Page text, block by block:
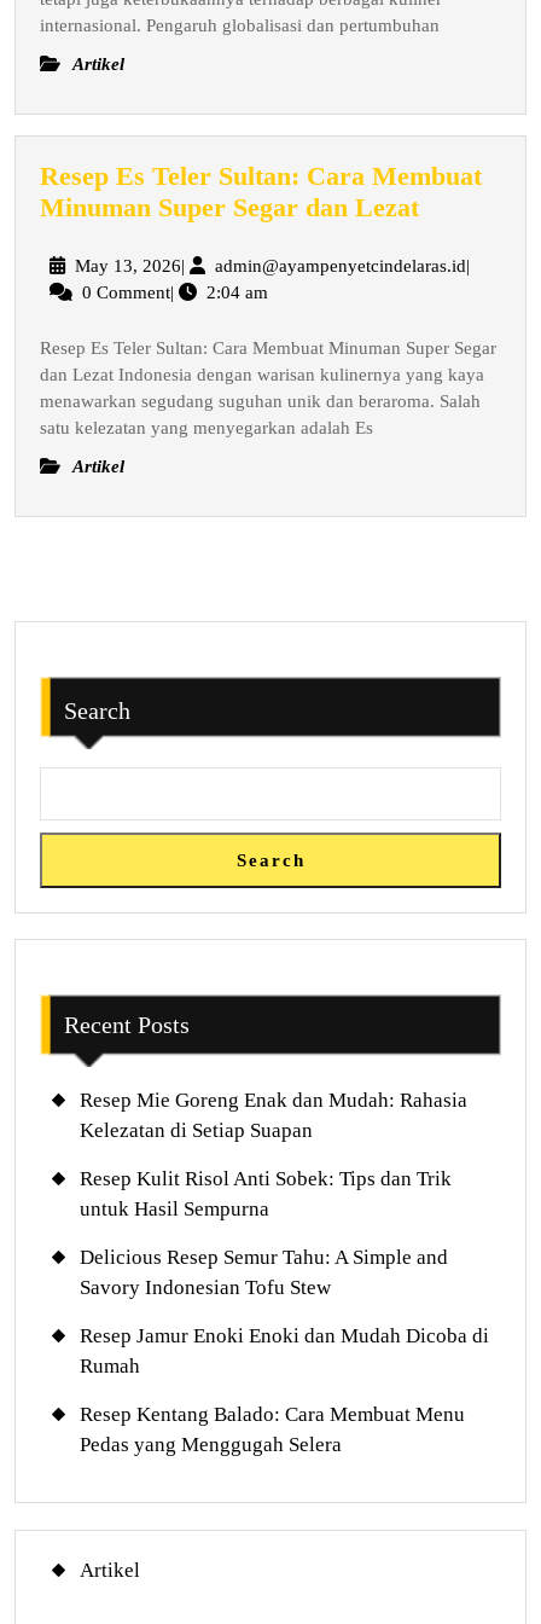
internasional. Pengaruh globalisasi dan pertumbuhan
Artikel
Resep Es Teler Sultan: Cara Membuat
Minuman Super Segar dan LezatResep
Teler
Membuat
Minuman
Lezat
May 13, 2026May
13,
| admin@ayampenyetcindelaras.id|
0 Comment| 2:04 am
Resep Es Teler Sultan: Cara Membuat Minuman Super Segar
dan Lezat Indonesia dengan warisan kulinernya yang kaya
menawarkan segudang suguhan unik dan beraroma. Salah
satu kelezatan yang menyegarkan adalah Es
Artikel
Search
Search
Recent Posts
Resep Mie Goreng Enak dan Mudah: Rahasia
Kelezatan di Setiap Suapan
Resep Kulit Risol Anti Sobek: Tips dan Trik
untuk Hasil Sempurna
Delicious Resep Semur Tahu: A Simple and
Savory Indonesian Tofu Stew
Resep Jamur Enoki Enoki dan Mudah Dicoba di
Rumah
Resep Kentang Balado: Cara Membuat Menu
Pedas yang Menggugah Selera
Artikel